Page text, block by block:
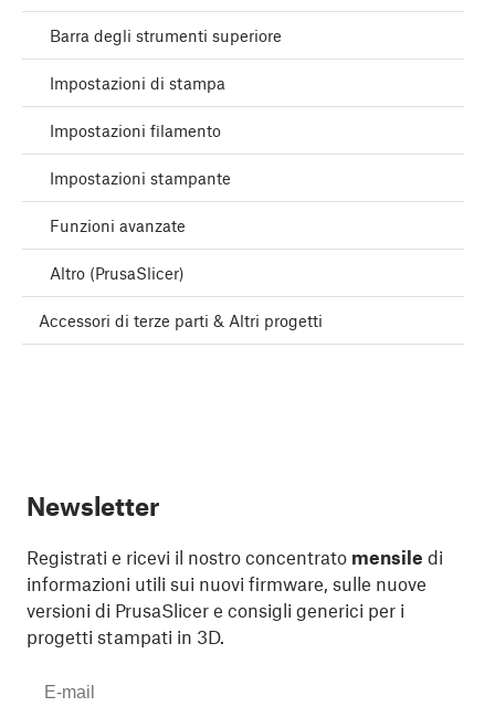
Barra degli strumenti superiore
Impostazioni di stampa
Impostazioni filamento
Impostazioni stampante
Funzioni avanzate
Altro (PrusaSlicer)
Accessori di terze parti & Altri progetti
Newsletter
Registrati e ricevi il nostro concentrato mensile di
informazioni utili sui nuovi firmware, sulle nuove
versioni di PrusaSlicer e consigli generici per i
progetti stampati in 3D.